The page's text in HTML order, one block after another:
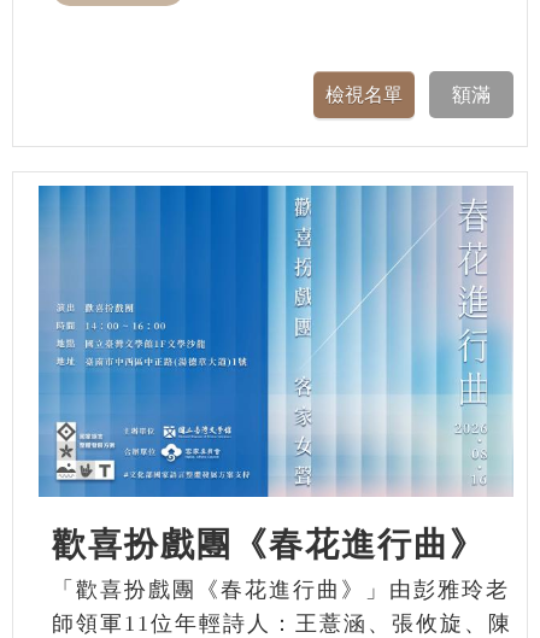
歡喜扮戲團《春花進行曲》
「歡喜扮戲團《春花進行曲》」由彭雅玲老
師領軍11位年輕詩人：王薏涵、張攸旋、陳